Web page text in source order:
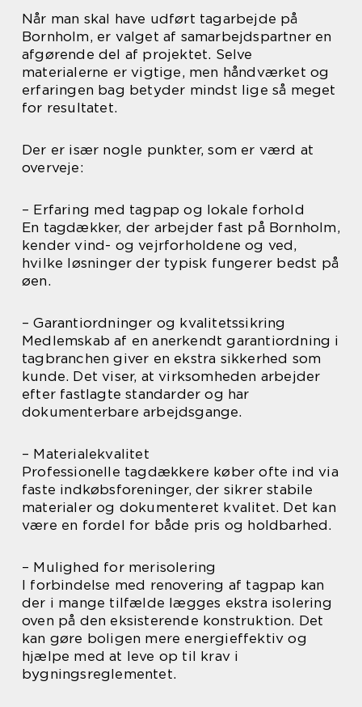
Når man skal have udført tagarbejde på
Bornholm, er valget af samarbejdspartner en
afgørende del af projektet. Selve
materialerne er vigtige, men håndværket og
erfaringen bag betyder mindst lige så meget
for resultatet.
Der er især nogle punkter, som er værd at
overveje:
– Erfaring med tagpap og lokale forhold
En tagdækker, der arbejder fast på Bornholm,
kender vind- og vejrforholdene og ved,
hvilke løsninger der typisk fungerer bedst på
øen.
– Garantiordninger og kvalitetssikring
Medlemskab af en anerkendt garantiordning i
tagbranchen giver en ekstra sikkerhed som
kunde. Det viser, at virksomheden arbejder
efter fastlagte standarder og har
dokumenterbare arbejdsgange.
– Materialekvalitet
Professionelle tagdækkere køber ofte ind via
faste indkøbsforeninger, der sikrer stabile
materialer og dokumenteret kvalitet. Det kan
være en fordel for både pris og holdbarhed.
– Mulighed for merisolering
I forbindelse med renovering af tagpap kan
der i mange tilfælde lægges ekstra isolering
oven på den eksisterende konstruktion. Det
kan gøre boligen mere energieffektiv og
hjælpe med at leve op til krav i
bygningsreglementet.